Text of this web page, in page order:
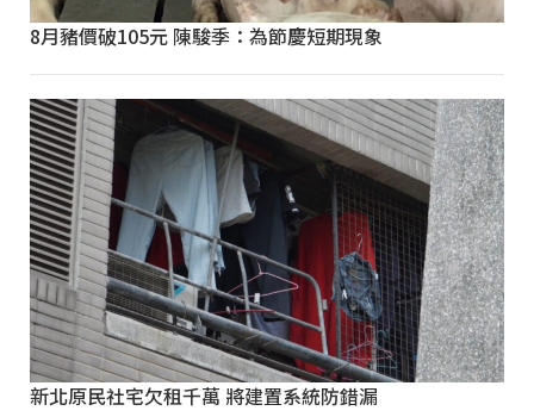
8月豬價破105元 陳駿季：為節慶短期現象
新北原民社宅欠租千萬 將建置系統防錯漏